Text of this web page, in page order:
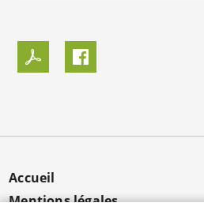
MENU
PIED
Accueil
Mentions légales